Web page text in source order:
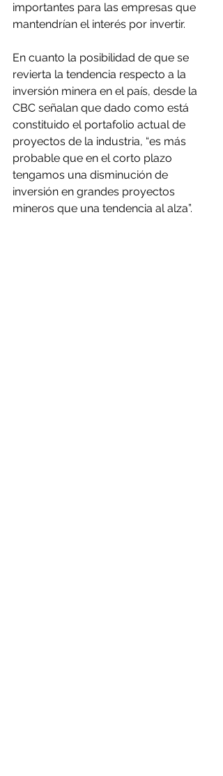
importantes para las empresas que
mantendrían el interés por invertir.
En cuanto la posibilidad de que se
revierta la tendencia respecto a la
inversión minera en el país, desde la
CBC señalan que dado como está
constituido el portafolio actual de
proyectos de la industria, “es más
probable que en el corto plazo
tengamos una disminución de
inversión en grandes proyectos
mineros que una tendencia al alza”.